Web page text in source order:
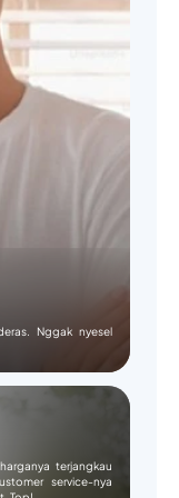
Nggak nyesel
terjangkau
service-nya